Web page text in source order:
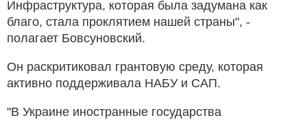
Инфраструктура, которая была задумана как
благо, стала проклятием нашей страны", -
полагает Бовсуновский.
Он раскритиковал грантовую среду, которая
активно поддерживала НАБУ и САП.
"В Украине иностранные государства